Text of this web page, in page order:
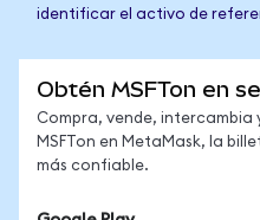
identificar el activo de
Obtén MSFTon en
Compra, vende, intercambia
MSFTon en MetaMask, la
más confiable.